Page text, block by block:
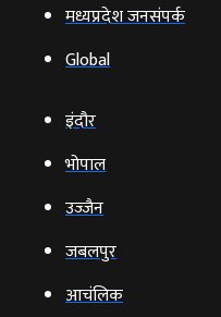
मध्यप्रदेश जनसंपर्क
Global
इंदौर
भोपाल
उज्‍जैन
जबलपुर
आचंलिक